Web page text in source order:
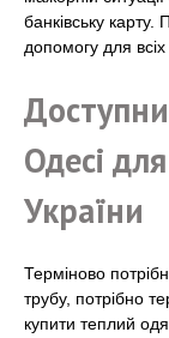
банківську
допомогу для
Одесі
України
Терміново
трубу, потрібно
купити теплий